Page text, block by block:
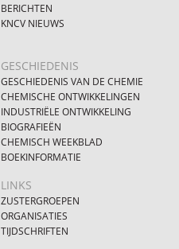
BERICHTEN
KNCV NIEUWS
GESCHIEDENIS
GESCHIEDENIS VAN DE CHEMIE
CHEMISCHE ONTWIKKELINGEN
INDUSTRIËLE ONTWIKKELING
BIOGRAFIEËN
CHEMISCH WEEKBLAD
BOEKINFORMATIE
LINKS
ZUSTERGROEPEN
ORGANISATIES
TIJDSCHRIFTEN